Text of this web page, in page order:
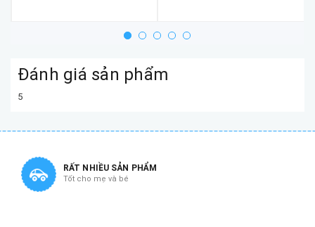
Đánh giá sản phẩm
5
RẤT NHIỀU SẢN PHẨM
Tốt cho mẹ và bé